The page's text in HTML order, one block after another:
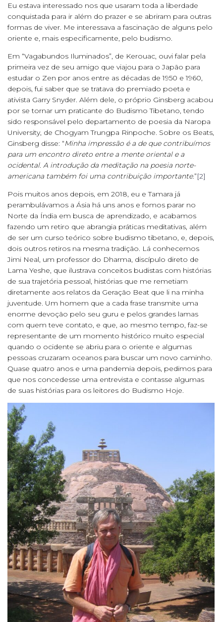
Eu estava interessado nos que usaram toda a liberdade
conquistada para ir além do prazer e se abriram para outras
formas de viver. Me interessava a fascinação de alguns pelo
oriente e, mais especificamente, pelo budismo.
Em “Vagabundos Iluminados”, de Kerouac, ouvi falar pela
primeira vez de seu amigo que viajou para o Japão para
estudar o Zen por anos entre as décadas de 1950 e 1960,
depois, fui saber que se tratava do premiado poeta e
ativista Garry Snyder. Além dele, o próprio Ginsberg acabou
por se tornar um praticante do Budismo Tibetano, tendo
sido responsável pelo departamento de poesia da Naropa
University, de Chogyam Trungpa Rinpoche. Sobre os Beats,
Ginsberg disse: “Minha impressão é a de que contribuímos
para um encontro direto entre a mente oriental e a
ocidental. A introdução da meditação na poesia norte-
americana também foi uma contribuição importante.”[2]
Pois muitos anos depois, em 2018, eu e Tamara já
perambulávamos a Ásia há uns anos e fomos parar no
Norte da Índia em busca de aprendizado, e acabamos
fazendo um retiro que abrangia práticas meditativas, além
de ser um curso teórico sobre budismo tibetano, e, depois,
dois outros retiros na mesma tradição. Lá conhecemos
Jimi Neal, um professor do Dharma, discípulo direto de
Lama Yeshe, que ilustrava conceitos budistas com histórias
de sua trajetória pessoal, histórias que me remetiam
diretamente aos relatos da Geração Beat que li na minha
juventude. Um homem que a cada frase transmite uma
enorme devoção pelo seu guru e pelos grandes lamas
com quem teve contato, e que, ao mesmo tempo, faz-se
representante de um momento histórico muito especial
quando o ocidente se abriu para o oriente e algumas
pessoas cruzaram oceanos para buscar um novo caminho.
Quase quatro anos e uma pandemia depois, pedimos para
que nos concedesse uma entrevista e contasse algumas
de suas histórias para os leitores do Budismo Hoje.